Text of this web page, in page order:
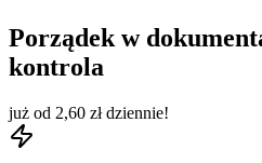
Porządek w
kontrola
już od 2,60 zł dziennie!